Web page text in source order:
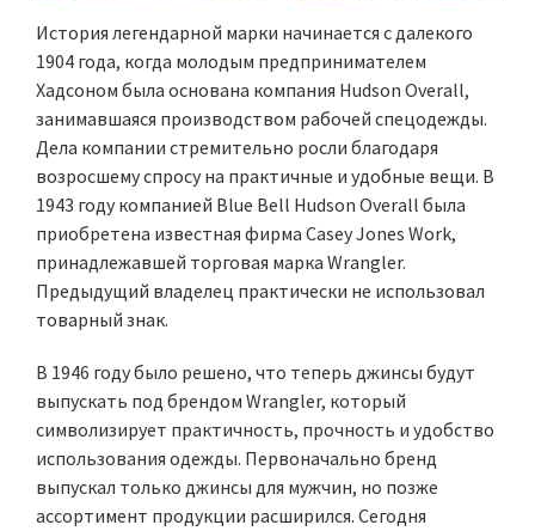
История легендарной марки начинается с далекого
1904 года, когда молодым предпринимателем
Хадсоном была основана компания Hudson Overall,
занимавшаяся производством рабочей спецодежды.
Дела компании стремительно росли благодаря
возросшему спросу на практичные и удобные вещи. В
1943 году компанией Blue Bell Hudson Overall была
приобретена известная фирма Casey Jones Work,
принадлежавшей торговая марка Wrangler.
Предыдущий владелец практически не использовал
товарный знак.
В 1946 году было решено, что теперь джинсы будут
выпускать под брендом Wrangler, который
символизирует практичность, прочность и удобство
использования одежды. Первоначально бренд
выпускал только джинсы для мужчин, но позже
ассортимент продукции расширился. Сегодня